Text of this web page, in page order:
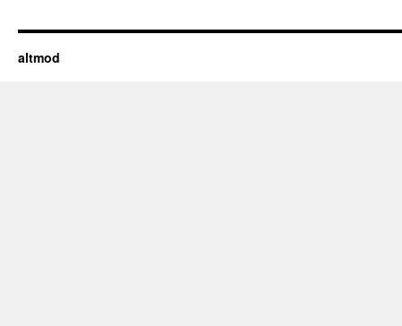
altmod